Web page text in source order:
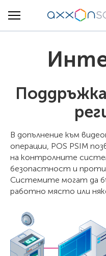
В допълнение към
операции, POS PSIM
на контролните
безопастност и
Системите могат да
работно място или